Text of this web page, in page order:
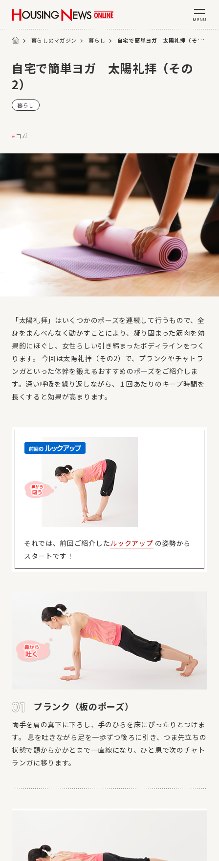
MENU
暮らしのマガジン 暮らし 自宅で簡単ヨガ 太陽礼拝（その2）
自宅で簡単ヨガ 太陽礼拝（その
2）
暮らし
ヨガ
「太陽礼拝」はいくつかのポーズを連続して行うもので、全
身をまんべんなく動かすことにより、凝り固まった筋肉を効
果的にほぐし、女性らしい引き締まったボディラインをつく
ります。 今回は太陽礼拝（その2）で、プランクやチャトラ
ンガといった体幹を鍛えるおすすめのポーズをご紹介しま
す。深い呼吸を繰り返しながら、１回あたりのキープ時間を
長くすると効果が高まります。
それでは、前回ご紹介したルックアップ の姿勢から
スタートです！
プランク（板のポーズ）
両手を肩の真下に下ろし、手のひらを床にぴったりとつけま
す。 息を吐きながら足を一歩ずつ後ろに引き、つま先立ちの
状態で頭からかかとまで一直線になり、ひと息で次のチャト
ランガに移ります。